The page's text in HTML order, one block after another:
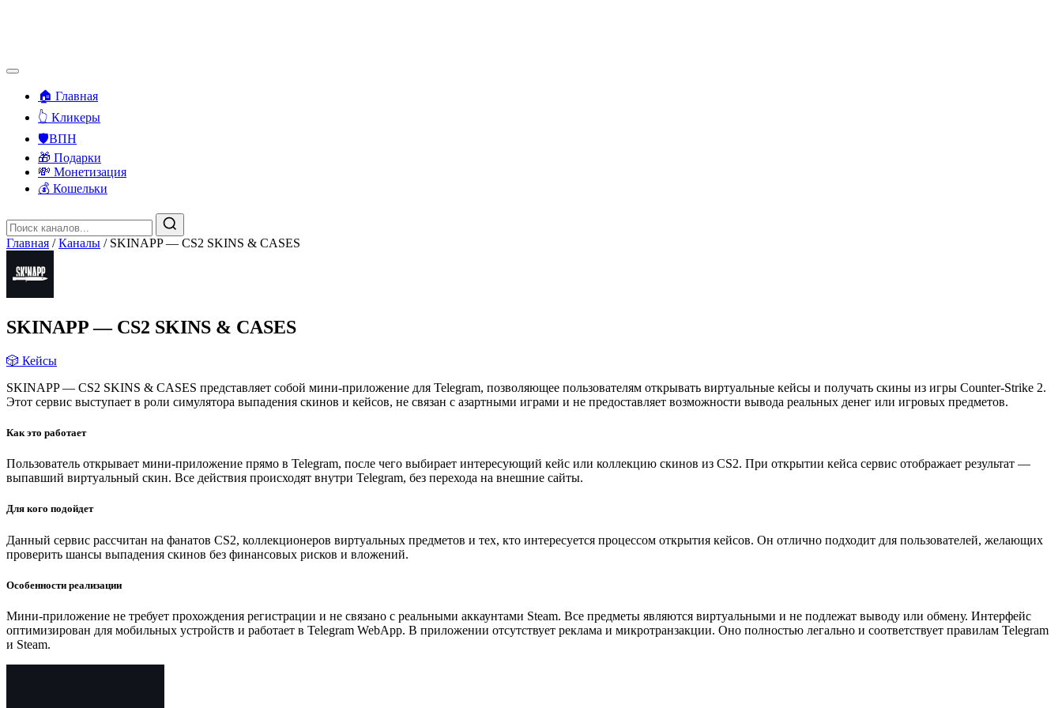
🏠 Главная
👆 Кликеры
🛡️ВПН
🎁 Подарки
💸 Монетизация
💰 Кошельки
Главная / Каналы / SKINAPP — CS2 SKINS & CASES
SKINAPP — CS2 SKINS & CASES
🎲 Кейсы
SKINAPP — CS2 SKINS & CASES представляет собой мини-приложение для Telegram, позволяющее пользователям открывать виртуальные кейсы и получать скины из игры Counter-Strike 2.
Этот сервис выступает в роли симулятора выпадения скинов и кейсов, не связан с азартными играми и не предоставляет возможности вывода реальных денег или игровых предметов.
Как это работает
Пользователь открывает мини-приложение прямо в Telegram, после чего выбирает интересующий кейс или коллекцию скинов из CS2. При открытии кейса сервис отображает результат —
выпавший виртуальный скин. Все действия происходят внутри Telegram, без перехода на внешние сайты.
Для кого подойдет
Данный сервис рассчитан на фанатов CS2, коллекционеров виртуальных предметов и тех, кто интересуется процессом открытия кейсов. Он отлично подходит для пользователей, желающих
проверить шансы выпадения скинов без финансовых рисков и вложений.
Особенности реализации
Мини-приложение не требует прохождения регистрации и не связано с реальными аккаунтами Steam. Все предметы являются виртуальными и не подлежат выводу или обмену. Интерфейс
оптимизирован для мобильных устройств и работает в Telegram WebApp. В приложении отсутствует реклама и микротранзакции. Оно полностью легально и соответствует правилам Telegram
и Steam.